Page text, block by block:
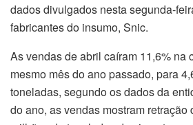
dados divulgados nesta segunda-
fabricantes do insumo, Snic.
As vendas de abril caíram 11,6% na
mesmo mês do ano passado, para
toneladas, segundo os dados da
do ano, as vendas mostram retração